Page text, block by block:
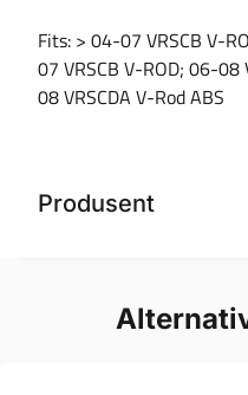
Fits: > 04-07 VRSCB V-
07 VRSCB V-ROD; 06-08
08 VRSCDA V-Rod ABS
Produsent